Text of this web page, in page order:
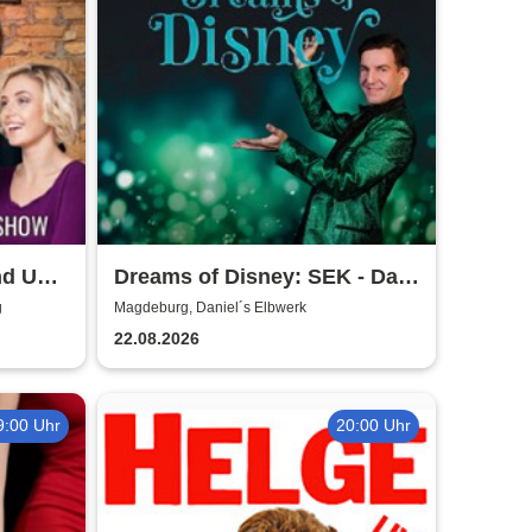
Up
Dreams of Disney: SEK - Das
Musical Dinner
Magdeburg, Daniel´s Elbwerk
22.08.2026
Uhr 20:00 Uhr